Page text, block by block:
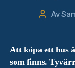
Av
Att köpa ett hus
som finns.